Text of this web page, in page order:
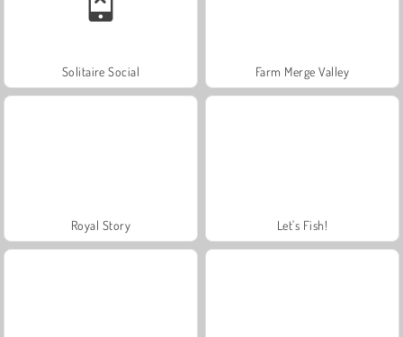
Solitaire Social Farm Merge Valley
Royal Story Let's Fish!